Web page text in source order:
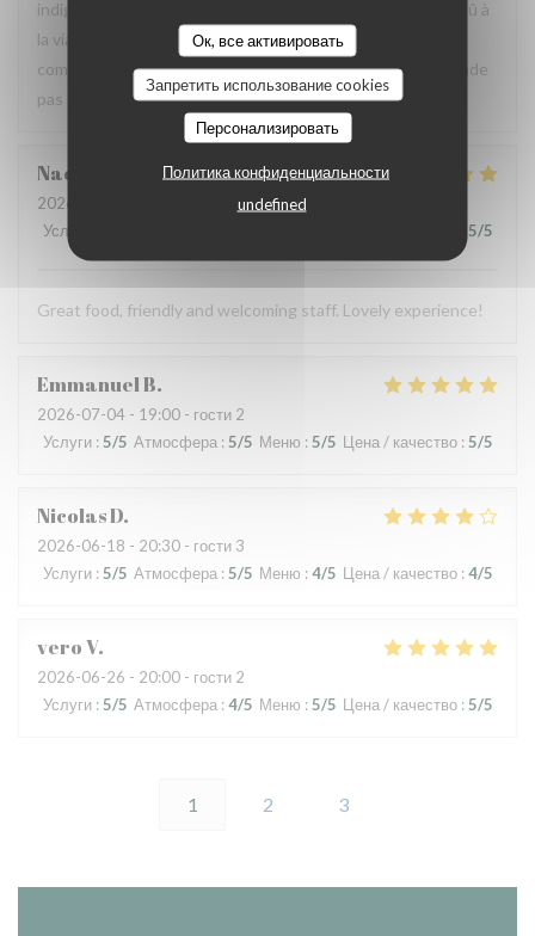
Ок, все активировать
Запретить использование cookies
Персонализировать
Политика конфиденциальности
undefined
indigestion qui a nécessité un lavement. C’est sûrement dû à
la viande et au pain qui avaient un goût légèrement avarié,
comme si elle avait pris un coup de chaud. Je ne recommande
pas ce restaurant, mais je pense qu’il peut s’améliorer.
Naomi
2026-07-03
- 13:00 - гости 4
Услуги
5/5
Great food, friendly and welcoming staff. Lovely experience!
EmmanuelB
2026-07-04 - 19:00 - гости 2
Услуги : 5/5 Атмосфера : 5/5 Меню : 5/5 Цена / качество : 5/5
NicolasD
2026-06-18 - 20:30 - гости 3
Услуги : 5/5 Атмосфера :5/5 Меню : 4/5 Цена / качество :4/5
veroV
2026-06-26 - 20:00 - гости 2
Услуги : 5/5 Атмосфера : 4/5 Меню : 5/5 Цена / качество : 5/5
1 2 3